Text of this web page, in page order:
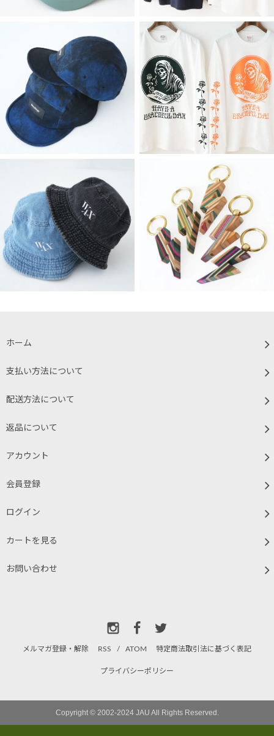
ホーム
支払い方法について
配送方法について
返品について
アカウント
会員登録
ログイン
カートを見る
お問い合わせ
メルマガ登録・解除 RSS / ATOM 特定商法取引法に基づく表記
プライバシーポリシー
Copyright © 2002-2024 JAU All Rights Reserved.